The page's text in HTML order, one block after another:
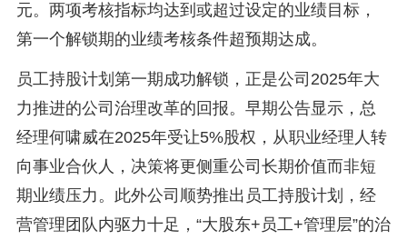
元。两项考核指标均达到或超过设定的业绩目标，
第一个解锁期的业绩考核条件超预期达成。
员工持股计划第一期成功解锁，正是公司2025年大
力推进的公司治理改革的回报。早期公告显示，总
经理何啸威在2025年受让5%股权，从职业经理人转
向事业合伙人，决策将更侧重公司长期价值而非短
期业绩压力。此外公司顺势推出员工持股计划，经
营管理团队内驱力十足，“大股东+员工+管理层”的治